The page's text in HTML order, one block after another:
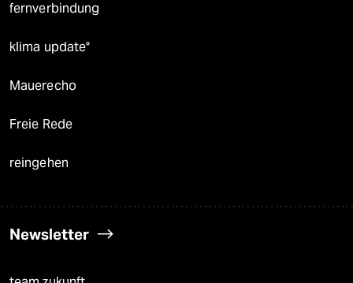
fernverbindung
klima update°
Mauerecho
Freie Rede
reingehen
Newsletter